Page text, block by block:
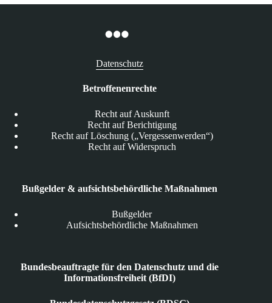
Datenschutz
Betroffenenrechte
Recht auf Auskunft
Recht auf Berichtigung
Recht auf Löschung („Vergessenwerden“)
Recht auf Widerspruch
Bußgelder & aufsichtsbehördliche Maßnahmen
Bußgelder
Aufsichtsbehördliche Maßnahmen
Bundesbeauftragte für den Datenschutz und die
Informationsfreiheit (BfDI)